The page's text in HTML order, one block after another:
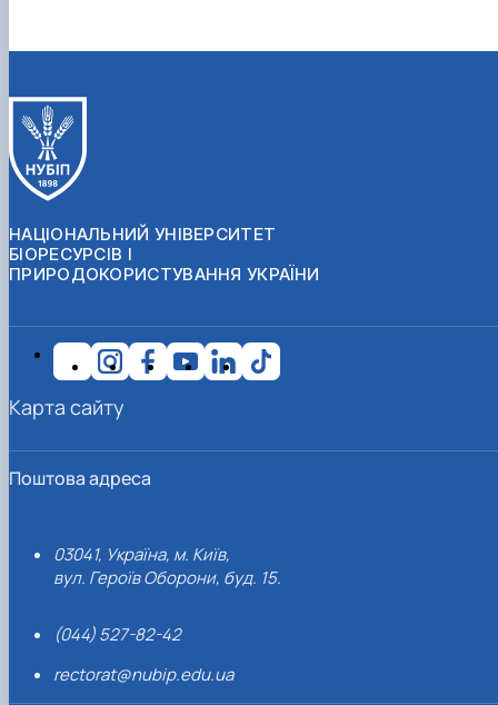
НАЦІОНАЛЬНИЙ УНІВЕРСИТЕТ
БІОРЕСУРСІВ І
ПРИРОДОКОРИСТУВАННЯ УКРАЇНИ
Поштова адреса
03041, Україна, м. Київ,
вул. Героїв Оборони, буд. 15.
(044) 527-82-42
rectorat@nubip.edu.ua
Карта сайту